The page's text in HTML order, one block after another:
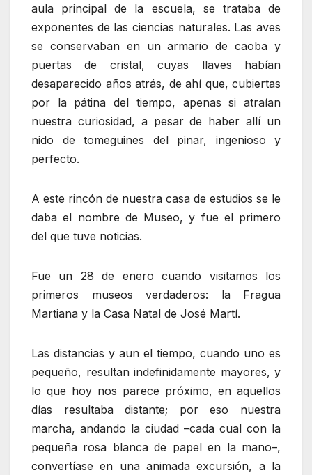
aula principal de la escuela, se trataba de
exponentes de las ciencias naturales. Las aves
se conservaban en un armario de caoba y
puertas de cristal, cuyas llaves habían
desaparecido años atrás, de ahí que, cubiertas
por la pátina del tiempo, apenas si atraían
nuestra curiosidad, a pesar de haber allí un
nido de tomeguines del pinar, ingenioso y
perfecto.
A este rincón de nuestra casa de estudios se le
daba el nombre de Museo, y fue el primero
del que tuve noticias.
Fue un 28 de enero cuando visitamos los
primeros museos verdaderos: la Fragua
Martiana y la Casa Natal de José Martí.
Las distancias y aun el tiempo, cuando uno es
pequeño, resultan indefinidamente mayores, y
lo que hoy nos parece próximo, en aquellos
días resultaba distante; por eso nuestra
marcha, andando la ciudad –cada cual con la
pequeña rosa blanca de papel en la mano–,
convertíase en una animada excursión, a la